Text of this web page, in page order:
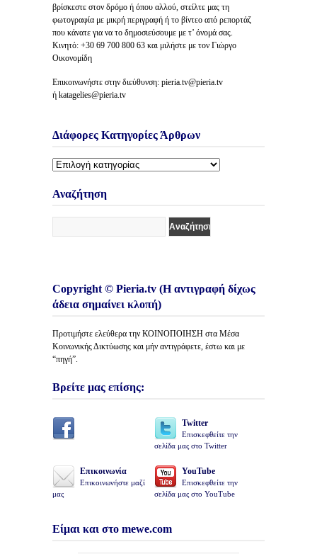
βρίσκεστε στον δρόμο ή όπου αλλού, στείλτε μας τη
φωτογραφία με μικρή περιγραφή ή το βίντεο από ρεπορτάζ
που κάνατε για να το δημοσιεύσουμε με τ’ όνομά σας.
Κινητό: +30 69 700 800 63 και μιλήστε με τον Γιώργο
Οικονομίδη
Επικοινωνήστε στην διεύθυνση: pieria.tv@pieria.tv
ή katagelies@pieria.tv
Διάφορες Κατηγορίες Άρθρων
Διάφορες
Άρθρων
Αναζήτηση
Copyright © Pieria.tv (Η αντιγραφή δίχως
άδεια σημαίνει κλοπή)
Προτιμήστε ελεύθερα την ΚΟΙΝΟΠΟΙΗΣΗ στα Μέσα
Κοινωνικής Δικτύωσης και μήν αντιγράφετε, έστω και με
“πηγή”.
Βρείτε μας επίσης:
Twitter
Επισκεφθείτε την
σελίδα μας στο Twitter
Επικοινωνία
Επικοινωνήστε μαζί
μας
YouTube
Επισκεφθείτε την
σελίδα μας στο YouTube
Είμαι και στο mewe.com